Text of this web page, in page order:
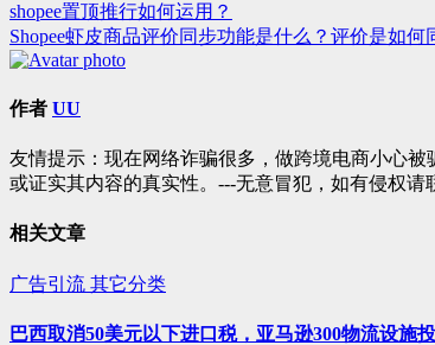
文
章
导
shopee置顶推行如何运用？
Shopee虾皮商品评价同步功能是什么？评价是如何
作者 UU
友情提示：现在网络诈骗很多，做跨境电商小心
或证实其内容的真实性。---无意冒犯，如有侵权请
相关文章
广告引流 其它分类
巴西取消50美元以下进口税，亚马逊300物流设施